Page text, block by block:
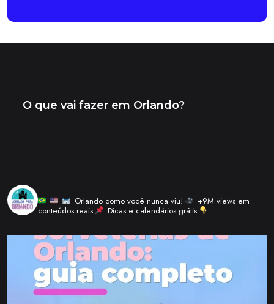
Orlando como você nunca viu!
+9M views em
conteúdos reais
Dicas e calendários grátis